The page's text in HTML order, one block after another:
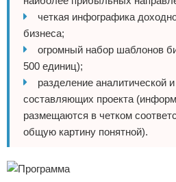
четкая инфографика
бизнеса;
огромный набор шаблонов
500 единиц);
разделение аналитической
составляющих проекта
размещаются в четком
общую картину понятной).